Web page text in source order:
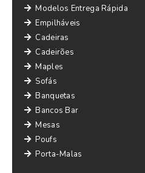
Modelos Entrega Rápida
Empilháveis
Cadeiras
Cadeirões
Maples
Sofás
Banquetas
Bancos Bar
Mesas
Poufs
Porta-Malas